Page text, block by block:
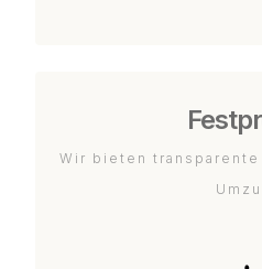
Wir bieten